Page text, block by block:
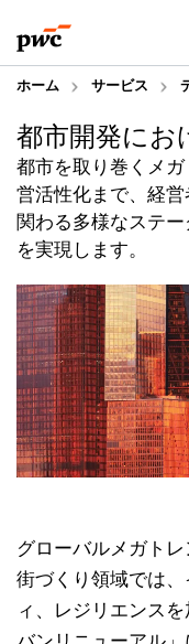
to
content
to
footer
ホーム サービス
都市を取り巻くメ
営活性化まで、経
関わる多様なステ
を実現します。
都市開発にお
グローバルメガト
街づくり領域では
ィ、レジリエンス